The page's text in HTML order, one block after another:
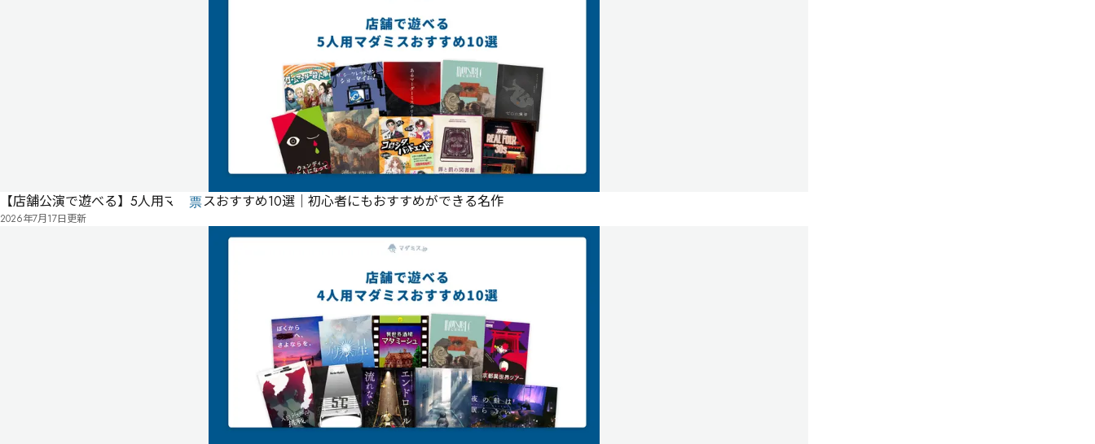
リ
票
オンライン
【店舗公演で遊べる】5人用マダミスおすすめ10選｜初心者にもおすすめができる名作
2026年7月17日更新